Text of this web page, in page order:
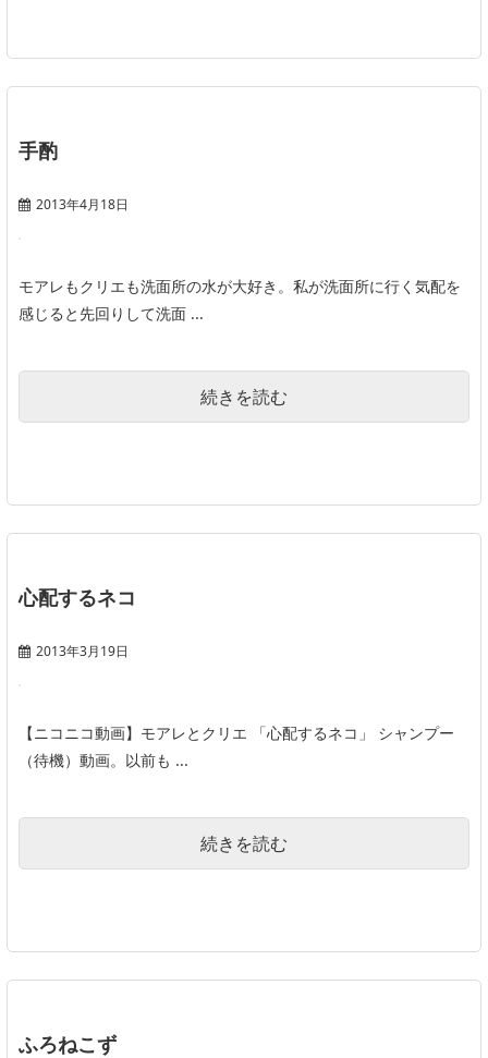
手酌
2013年4月18日
モアレもクリエも洗面所の水が大好き。私が洗面所に行く気配を
感じると先回りして洗面 ...
続きを読む
心配するネコ
2013年3月19日
【ニコニコ動画】モアレとクリエ 「心配するネコ」 シャンプー
（待機）動画。以前も ...
続きを読む
ふろねこず